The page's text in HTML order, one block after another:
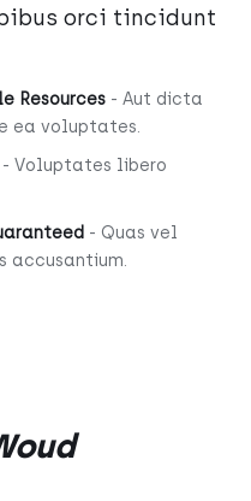
orci tincidunt
Resources- Aut dicta
ea voluptates.
Voluptates libero
- Quas vel
accusantium.